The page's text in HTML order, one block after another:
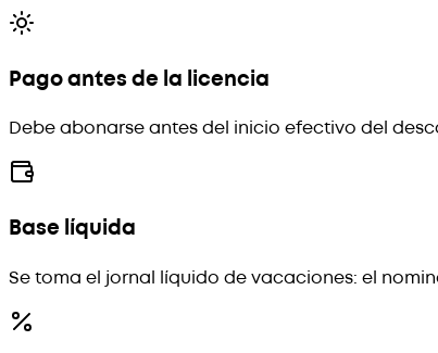
Pago antes de la licencia
Debe abonarse antes del inicio efectivo del
Base líquida
Se toma el jornal líquido de vacaciones: el